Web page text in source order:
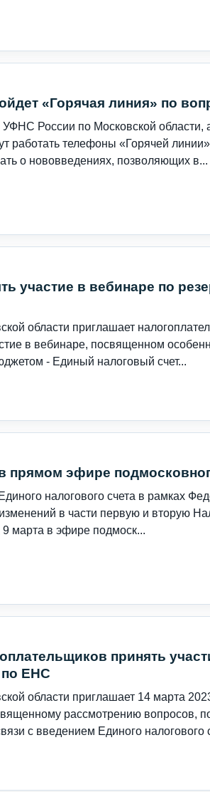
«Горячая линия» по
России по Московской области,
работать телефоны «Горячей
о нововведениях, позволяющих в...
участие в вебинаре по
области приглашает
в вебинаре, посвященном
- Единый налоговый счет...
прямом эфире
налогового счета в рамках
в части первую и вторую
марта в эфире подмоск...
принять
по ЕНС
области приглашает 14 марта
рассмотрению вопросов,
с введением Единого налогового